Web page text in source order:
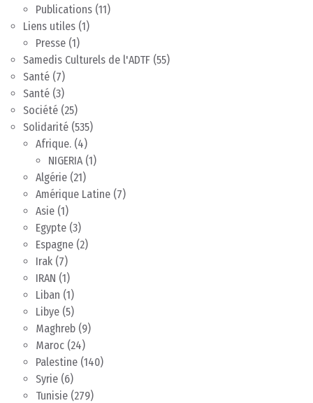
Publications (11)
Liens utiles (1)
Presse (1)
Samedis Culturels de l'ADTF (55)
Santé (7)
Santé (3)
Société (25)
Solidarité (535)
Afrique. (4)
NIGERIA(1)
Algérie (21)
Amérique Latine (7)
Asie (1)
Egypte (3)
Espagne (2)
Irak (7)
IRAN (1)
Liban (1)
Libye (5)
Maghreb (9)
Maroc (24)
Palestine (140)
Syrie (6)
Tunisie (279)